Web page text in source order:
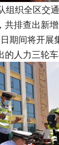
组织全区交
共排查出新
期间将开展
的人力三轮